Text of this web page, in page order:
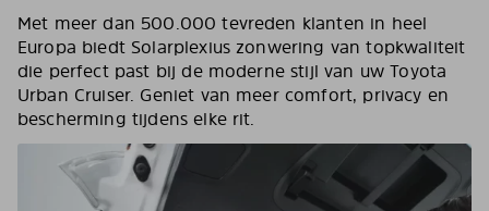
Met meer dan 500.000 tevreden klanten in heel
Europa biedt Solarplexius zonwering van topkwaliteit
die perfect past bij de moderne stijl van uw Toyota
Urban Cruiser. Geniet van meer comfort, privacy en
bescherming tijdens elke rit.